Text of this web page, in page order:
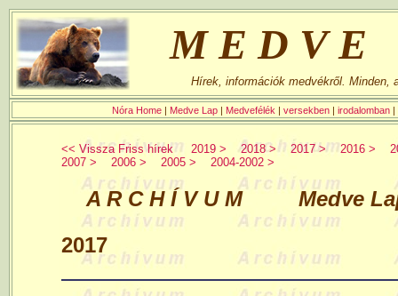
Hírek, információk medvékről. Minden,
Nóra Home | Medve Lap | Medvefélék | versekben | irodalomban |
<< Vissza Friss hírek 2019 > 2018 > 2017 > 2016 >
2007 >
2006 > 2005 > 2004-2002 >
A R C H Í V U M Medve
2017